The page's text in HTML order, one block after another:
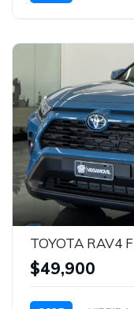
TOYOTA RAV4
$49,900